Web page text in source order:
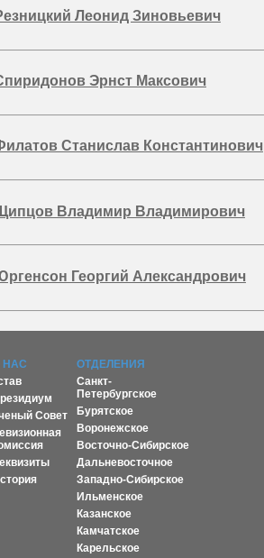
Леонид Зиновьевич
Эрнст Максович
Станислав Константинович
Владимир Владимирович
Георгий Александрович
НАС
Совет
ОТДЕЛЕНИЯ
Санкт-
Петербургское
Бурятское
Воронежское
Восточно-Сибирское
Дальневосточное
Западно-Сибирское
Ильменское
Казанское
Камчатское
Карельское